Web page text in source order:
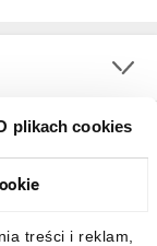
plikach cookies
treści i reklam,